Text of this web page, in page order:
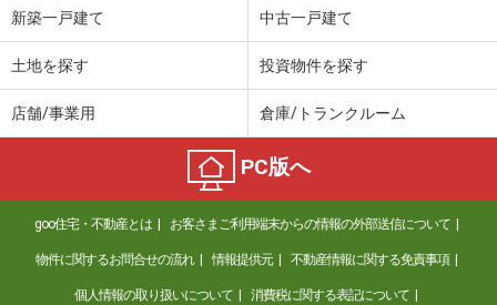
5.20万円
長野県飯田市鼎切石
7.15万円
住 所
長野県飯田市鼎切石
専有面積 58.94m²
間取り
2LDK
長野県松本市平田西１
新築一戸建て 中古一戸建て
土地を探す 投資物件を探す
店舗/事業用 倉庫/トランクルーム
PC版へ
goo住宅・不動産とは お客さまご利用端末からの情報の外部送信について
物件に関するお問合せの流れ 情報提供元 不動産情報に関する免責事項
個人情報の取り扱いについて 消費税に関する表記について